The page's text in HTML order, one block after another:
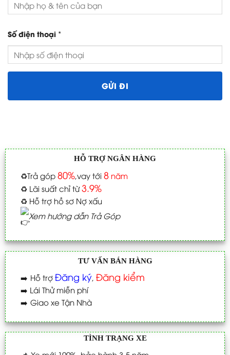
Số điện thoại *
HỖ TRỢ NGÂN HÀNG
♻️Trả góp 80%,vay tới 8năm
♻️ Lãi suất chỉ từ3.9%
♻️ Hỗ trợ hồ sơ Nợ xấu
Xem hướng dẫn Trả Góp
TƯ VẤN BÁN HÀNG
➡️ Hỗ trợ Đăng ký, Đăng kiểm
➡️ Lái Thử miễn phí
➡️ Giao xe Tận Nhà
TÌNH TRẠNG XE